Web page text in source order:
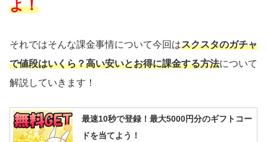
よ！
それではそんな課金事情について今回はスクスタのガチャ
で値段はいくら？高い安いとお得に課金する方法について
解説していきます！
最速10秒で登録！最大5000円分のギフトコー
ドを当てよう！